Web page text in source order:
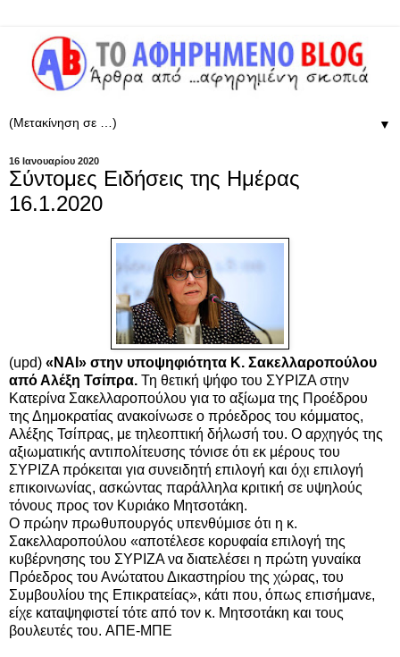
▼
16 Ιανουαρίου 2020
Σύντομες Ειδήσεις της Ημέρας
16.1.2020
(upd) «ΝΑΙ» στην υποψηφιότητα Κ. Σακελλαροπούλου
από Αλέξη Τσίπρα. Τη θετική ψήφο του ΣΥΡΙΖΑ στην
Κατερίνα Σακελλαροπούλου για το αξίωμα της Προέδρου
της Δημοκρατίας ανακοίνωσε ο πρόεδρος του κόμματος,
Αλέξης Τσίπρας, με τηλεοπτική δήλωσή του. Ο αρχηγός της
αξιωματικής αντιπολίτευσης τόνισε ότι εκ μέρους του
ΣΥΡΙΖΑ πρόκειται για συνειδητή επιλογή και όχι επιλογή
επικοινωνίας, ασκώντας παράλληλα κριτική σε υψηλούς
τόνους προς τον Κυριάκο Μητσοτάκη.
Ο πρώην πρωθυπουργός υπενθύμισε ότι η κ.
Σακελλαροπούλου «αποτέλεσε κορυφαία επιλογή της
κυβέρνησης του ΣΥΡΙΖΑ να διατελέσει η πρώτη γυναίκα
Πρόεδρος του Ανώτατου Δικαστηρίου της χώρας, του
Συμβουλίου της Επικρατείας», κάτι που, όπως επισήμανε,
είχε καταψηφιστεί τότε από τον κ. Μητσοτάκη και τους
βουλευτές του. ΑΠΕ-ΜΠΕ